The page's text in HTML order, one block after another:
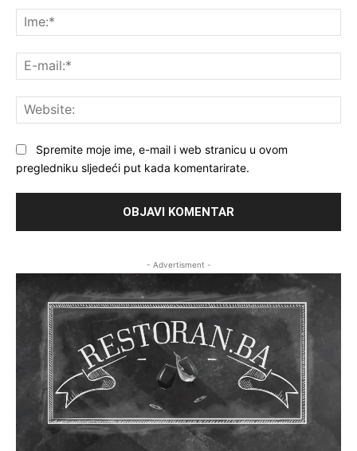
Spremite moje ime, e-mail i web stranicu u ovom
pregledniku sljedeći put kada komentarirate.
- Advertisment -